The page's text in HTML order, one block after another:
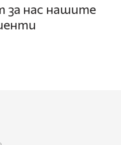
за нас нашите